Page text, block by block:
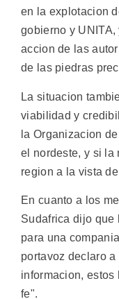
en la explotacion
gobierno y
accion de las
de las piedras
La situacion
viabilidad y
la Organizacion
el nordeste, y si la
region a la vista
En cuanto a los
Sudafrica dijo que
para una
portavoz declaro
informacion, estos
fe".